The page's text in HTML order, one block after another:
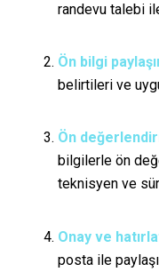
randevu talebi
Ön bilgi
belirtileri ve
Ön
bilgilerle ön
teknisyen ve
Onay ve
posta ile